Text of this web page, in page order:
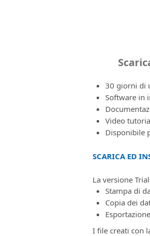
30 giorni di
Software in
Video
Disponibile
SCARICA ED
La versione
Stampa di
Copia dei
I file creati con